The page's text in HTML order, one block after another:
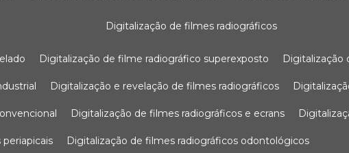
digitalização de filmes radiográficos
digitalização de filme radiográfico superexposto
digitalização e revelação de filmes radiográficos
digitalização de filmes radiográficos e ecrans
periapicais digitalização de filmes radiográficos odontológicos